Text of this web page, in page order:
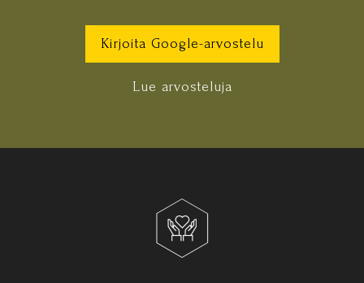
Kirjoita Google-arvostelu
Lue arvosteluja